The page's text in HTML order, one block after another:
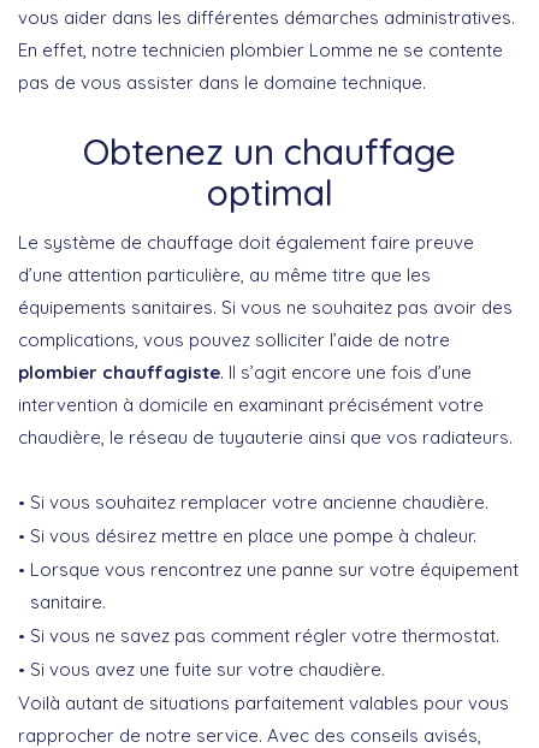
vous aider dans les différentes démarches administratives.
En effet, notre technicien plombier Lomme ne se contente
pas de vous assister dans le domaine technique.
Obtenez un chauffage
optimal
Le système de chauffage doit également faire preuve
d’une attention particulière, au même titre que les
équipements sanitaires. Si vous ne souhaitez pas avoir des
complications, vous pouvez solliciter l’aide de notre
plombier chauffagiste. Il s’agit encore une fois d’une
intervention à domicile en examinant précisément votre
chaudière, le réseau de tuyauterie ainsi que vos radiateurs.
Si vous souhaitez remplacer votre ancienne chaudière.
Si vous désirez mettre en place une pompe à chaleur.
Lorsque vous rencontrez une panne sur votre équipement
sanitaire.
Si vous ne savez pas comment régler votre thermostat.
Si vous avez une fuite sur votre chaudière.
Voilà autant de situations parfaitement valables pour vous
rapprocher de notre service. Avec des conseils avisés,